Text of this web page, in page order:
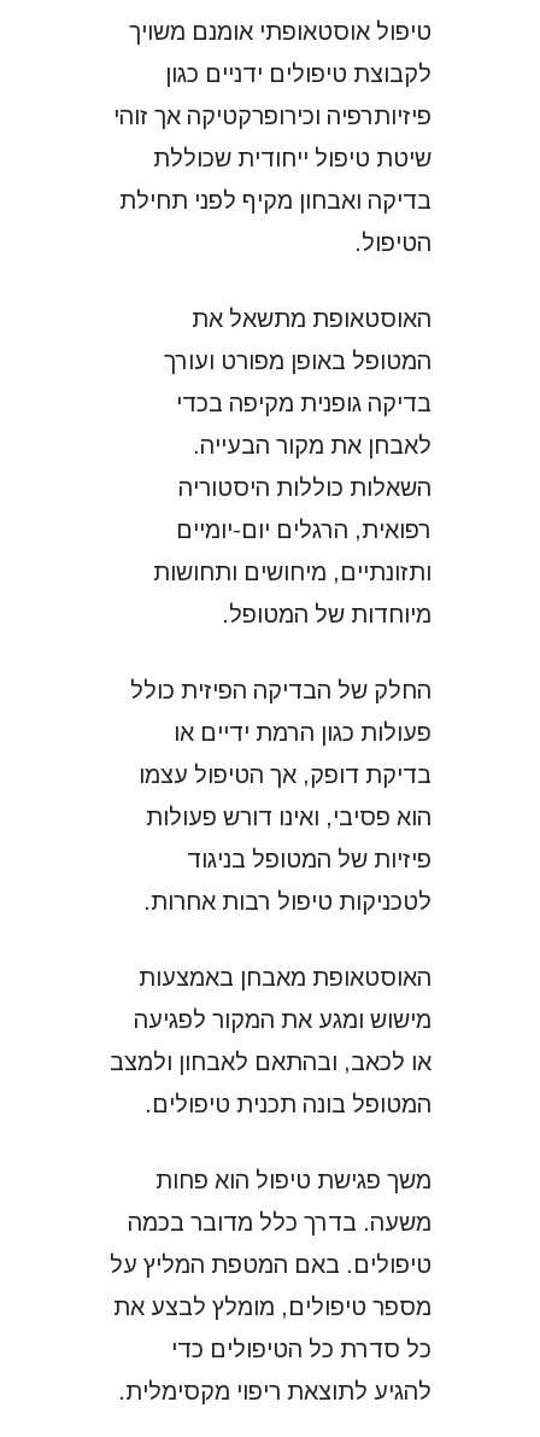
טיפול אוסטאופתי אומנם משויך
לקבוצת טיפולים ידניים כגון
פיזיותרפיה וכירופרקטיקה אך זוהי
שיטת טיפול ייחודית שכוללת
בדיקה ואבחון מקיף לפני תחילת
הטיפול.
האוסטאופת מתשאל את
המטופל באופן מפורט ועורך
בדיקה גופנית מקיפה בכדי
לאבחן את מקור הבעייה.
השאלות כוללות היסטוריה
רפואית, הרגלים יום-יומיים
ותזונתיים, מיחושים ותחושות
מיוחדות של המטופל.
החלק של הבדיקה הפיזית כולל
פעולות כגון הרמת ידיים או
בדיקת דופק, אך הטיפול עצמו
הוא פסיבי, ואינו דורש פעולות
פיזיות של המטופל בניגוד
לטכניקות טיפול רבות אחרות.
האוסטאופת מאבחן באמצעות
מישוש ומגע את המקור לפגיעה
או לכאב, ובהתאם לאבחון ולמצב
המטופל בונה תכנית טיפולים.
משך פגישת טיפול הוא פחות
משעה. בדרך כלל מדובר בכמה
טיפולים. באם המטפת המליץ על
מספר טיפולים, מומלץ לבצע את
כל סדרת כל הטיפולים כדי
להגיע לתוצאת ריפוי מקסימלית.